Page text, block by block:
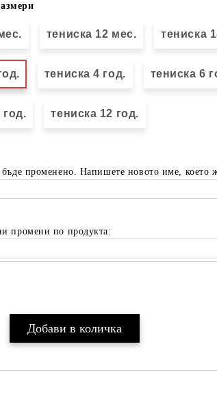
тениска 12 мес. тениска
тениска 4 год. тениска 6
год. тениска 12 год.
променено. Напишете новото име, което
промени по продукта: